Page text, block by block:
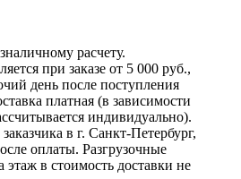
расчету.
при заказе от 5 000 руб.,
день после поступления
платная (в зависимости
индивидуально).
в г. Санкт-Петербург,
оплаты. Разгрузочные
в стоимость доставки не